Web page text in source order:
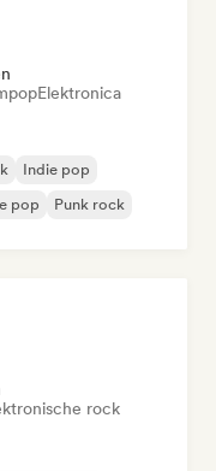
Elektronica
Indie pop
pop Punk rock
rock